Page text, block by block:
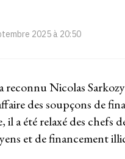
2025 à 20:50
Nicolas
des soupçons de
a été relaxé des chefs
et de financement